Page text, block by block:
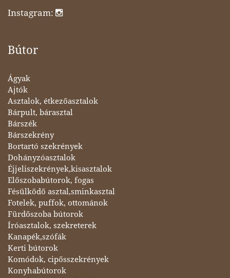
Instagram:
Bútor
Ágyak
Ajtók
Asztalok, étkezőasztalok
Bárpult, bárasztal
Bárszék
Bárszekrény
Bortartó szekrények
Dohányzóasztalok
Éjjeliszekrények,kisasztalok
Előszobabútorok, fogas
Fésülködő asztal,sminkasztal
Fotelek, puffok, ottománok
Fürdőszoba bútorok
Íróasztalok, szekreterek
Kanapék,szófák
Kerti bútorok
Komódok, cipősszekrények
Konyhabútorok